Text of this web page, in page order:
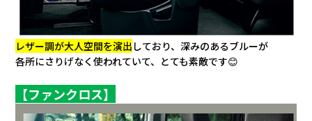
レザー調が大人空間を演出 しており、深みのあるブルーが
各所にさりげなく使われていて、とても素敵です😊
【ファンクロス】